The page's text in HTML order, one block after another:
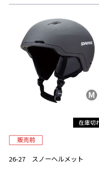
26-27 スノーヘルメット